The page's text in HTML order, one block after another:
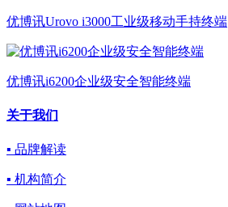
优博讯Urovo i3000工业级移动手持终端
优博讯i6200企业级安全智能终端
关于我们
▪ 品牌解读
▪ 机构简介